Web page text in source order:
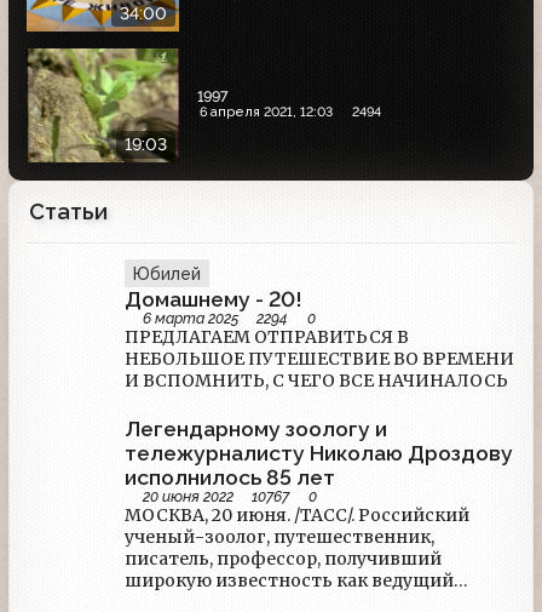
34:00
19:03
1997
6 апреля 2021, 12:03 2494
Статьи
Юбилей
Домашнему - 20!
6 марта 2025 2294 0
ПРЕДЛАГАЕМ ОТПРАВИТЬСЯ В
НЕБОЛЬШОЕ ПУТЕШЕСТВИЕ ВО ВРЕМЕНИ
И ВСПОМНИТЬ, С ЧЕГО ВСЕ НАЧИНАЛОСЬ
Легендарному зоологу и
тележурналисту Николаю Дроздову
исполнилось 85 лет
20 июня 2022 10767 0
МОСКВА, 20 июня. /ТАСС/. Российский
ученый-зоолог, путешественник,
писатель, профессор, получивший
широкую известность как ведущий